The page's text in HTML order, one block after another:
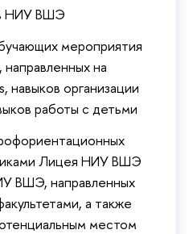
НИУ ВШЭ
мероприятия
на
навыков организации
работы с детьми
Лицея НИУ ВШЭ
ВШЭ, направленных
а также
местом